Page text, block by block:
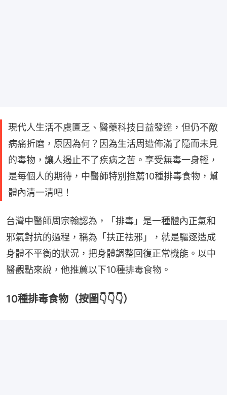
現代人生活不虞匱乏、醫藥科技日益發達，但仍不敵
病痛折磨，原因為何？因為生活周遭佈滿了隱而未見
的毒物，讓人遏止不了疾病之苦。享受無毒一身輕，
是每個人的期待，中醫師特別推薦10種排毒食物，幫
體內清一清吧！
台灣中醫師周宗翰認為，「排毒」是一種體內正氣和
邪氣對抗的過程，稱為「扶正祛邪」，就是驅逐造成
身體不平衡的狀況，把身體調整回復正常機能。以中
醫觀點來說，他推薦以下10種排毒食物。
10種排毒食物（按圖👇👇👇）